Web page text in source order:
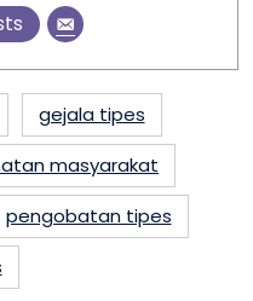
gejala tipes
masyarakat
pengobatan tipes